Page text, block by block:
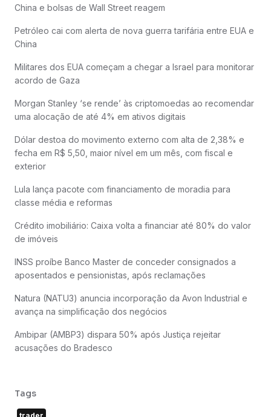
China e bolsas de Wall Street reagem
Petróleo cai com alerta de nova guerra tarifária entre EUA e
China
Militares dos EUA começam a chegar a Israel para monitorar
acordo de Gaza
Morgan Stanley ‘se rende’ às criptomoedas ao recomendar
uma alocação de até 4% em ativos digitais
Dólar destoa do movimento externo com alta de 2,38% e
fecha em R$ 5,50, maior nível em um mês, com fiscal e
exterior
Lula lança pacote com financiamento de moradia para
classe média e reformas
Crédito imobiliário: Caixa volta a financiar até 80% do valor
de imóveis
INSS proíbe Banco Master de conceder consignados a
aposentados e pensionistas, após reclamações
Natura (NATU3) anuncia incorporação da Avon Industrial e
avança na simplificação dos negócios
Ambipar (AMBP3) dispara 50% após Justiça rejeitar
acusações do Bradesco
Tags